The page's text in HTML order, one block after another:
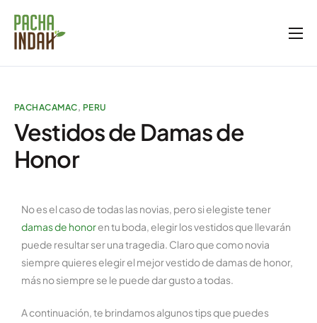
Servicios
Blog
Tienda
PACHACAMAC, PERU
Vestidos de Damas de
Honor
No es el caso de todas las novias, pero si elegiste tener
damas de honoren tu boda, elegir los vestidos que llevarán
puede resultar ser una tragedia. Claro que como novia
siempre quieres elegir el mejor vestido de damas de honor,
más no siempre se le puede dar gusto a todas.
A continuación, te brindamos algunos tips que puedes